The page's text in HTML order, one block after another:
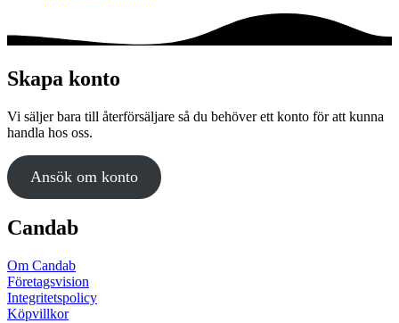
Skapa konto
Vi säljer bara till återförsäljare så du behöver ett konto för att kunna
handla hos oss.
Ansök om konto
Candab
Om Candab
Företagsvision
Integritetspolicy
Köpvillkor